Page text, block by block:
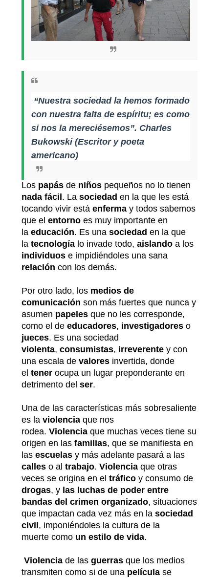
“Nuestra sociedad la hemos formado
con nuestra falta de espíritu; es como
si nos la mereciésemos”. Charles
Bukowski(Escritor y poeta
americano)
Los papás de niños pequeños no lo tienen
nada fácil. La sociedad en la que les está
tocando vivir está enferma y todos sabemos
que el entorno es muy importante en
la educación. Es una sociedad en la que
la tecnología lo invade todo, aislando a los
individuos e impidiéndoles una sana
relación con los demás.
Por otro lado, los medios de
comunicación son más fuertes que nunca y
asumen papeles que no les corresponde,
como el de educadores, investigadores o
jueces. Es una sociedad
violenta, consumistas, irreverente y con
una escala de valores invertida, donde
el tener ocupa un lugar preponderante en
detrimento del ser.
Una de las características más sobresaliente
es la violencia que nos
rodea. Violencia que muchas veces tiene su
origen en las familias, que se manifiesta en
las escuelas y más adelante pasará a las
calles o al trabajo. Violencia que otras
veces se origina en el tráfico y consumo de
drogas, y las luchas de poder entre
bandas del crimen organizado, situaciones
que impactan cada vez más en la sociedad
civil, imponiéndoles la cultura de la
muerte como un estilo de vida.
Violencia de las guerras que los medios
transmiten como si de una película se